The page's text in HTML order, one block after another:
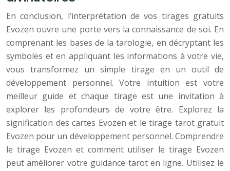
En conclusion, l’interprétation de vos tirages gratuits
Evozen ouvre une porte vers la connaissance de soi. En
comprenant les bases de la tarologie, en décryptant les
symboles et en appliquant les informations à votre vie,
vous transformez un simple tirage en un outil de
développement personnel. Votre intuition est votre
meilleur guide et chaque tirage est une invitation à
explorer les profondeurs de votre être. Explorez la
signification des cartes Evozen et le tirage tarot gratuit
Evozen pour un développement personnel. Comprendre
le tirage Evozen et comment utiliser le tirage Evozen
peut améliorer votre guidance tarot en ligne. Utilisez le